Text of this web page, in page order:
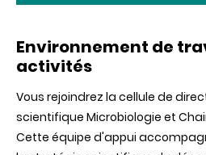
Environnement de
activités
Vous rejoindrez la cellule de
scientifique Microbiologie et
Cette équipe d'appui